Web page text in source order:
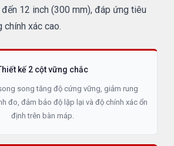
12 inch (300 mm), đáp ứng tiêu
xác cao.
kế 2 cột vững chắc
song tăng độ cứng vững, giảm rung
đo, đảm bảo độ lặp lại và độ chính xác ổn
định trên bàn máp.